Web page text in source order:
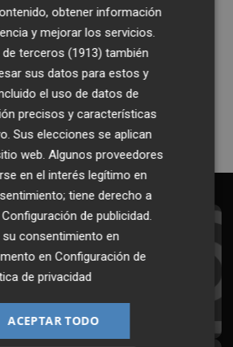
la actualidad de
en tu correo
suscribirme
al Boletín
a primera hora en tu email
suscribirme!
obtener información
y mejorar los servicios.
terceros (1913) también
sus datos para estos y
el uso de datos de
precisos y características
Sus elecciones se aplican
web. Algunos proveedores
en el interés legítimo en
tiene derecho a
Configuración de publicidad.
su consentimiento en
enConfiguración de
de privacidad
ACEPTAR TODO